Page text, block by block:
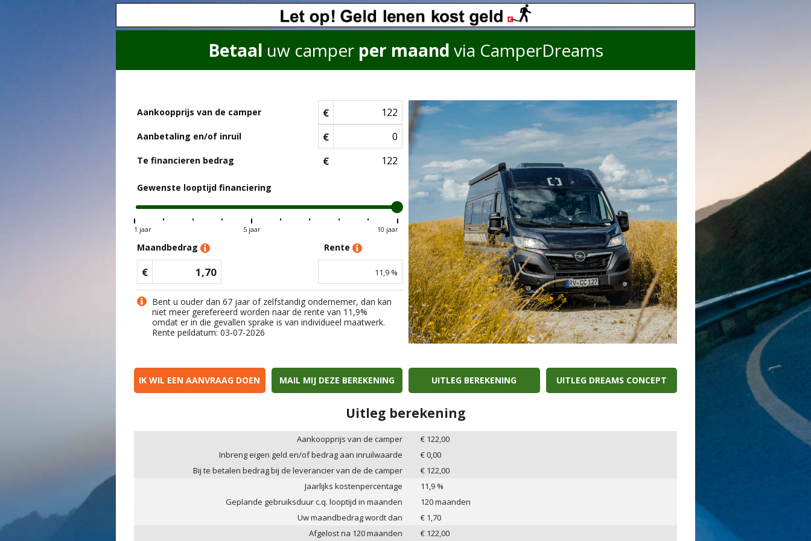
Betaal uw camper per maand via CamperDreams
Aankoopprijs van de camper €
Aanbetaling en/of inruil €
Te financieren bedrag €
Gewenste looptijd financiering
1 jaar 5 jaar 10 jaar
Maandbedrag
€ 1,70
Rente
11,9 %
Bent u ouder dan 67 jaar of zelfstandig ondernemer, dan kan
niet meer gerefereerd worden naar de rente van 11,9%
omdat er in die gevallen sprake is van individueel maatwerk.
Rente peildatum: 03-07-2026
IK WIL EEN AANVRAAG DOEN MAIL MIJ DEZE BEREKENING UITLEG BEREKENING UITLEG DREAMS CONCEPT
Uitleg berekening
Aankoopprijs van de camper € 122,00
Inbreng eigen geld en/of bedrag aan inruilwaarde
€0,00
Bij te betalen bedrag bij de leverancier van de de camper
€ 122,00
Jaarlijks kostenpercentage
11,9 %
Geplande gebruiksduur c.q. looptijd in maanden
120maanden
Uw maandbedrag wordt dan
€ 1,70
Afgelost na 120maanden € 122,00